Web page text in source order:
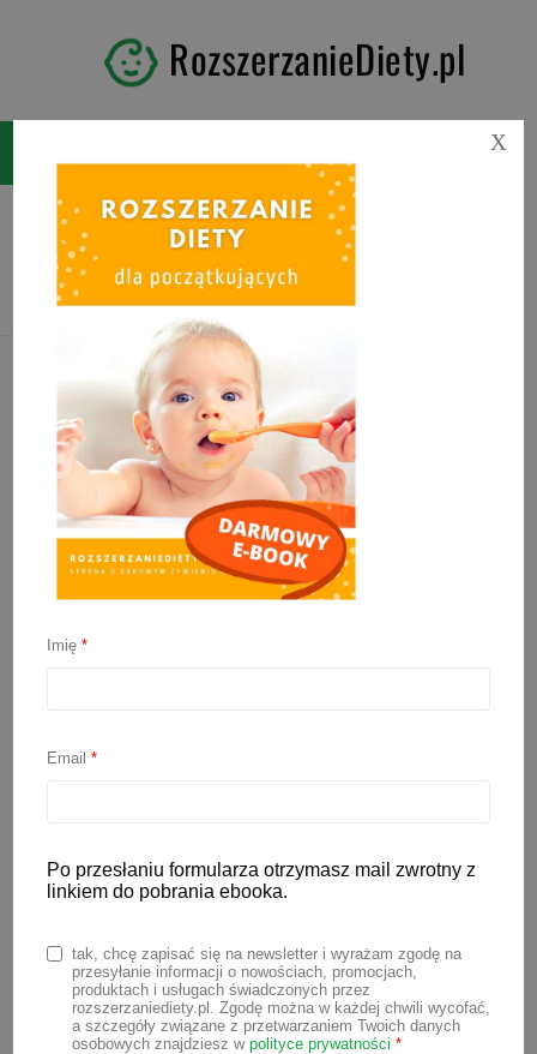
RozszerzanieDiety.pl
Tag:ciasto dla alergika
Ciasto czekoladowe bez
czekoladowe bez jajek i mleka, a także
bez dodatku białego cukru. Za słodycz
Warto wybrać takie naprawdę bardzo
dojrzałe (z ciemnymi plamkami na
skórce) – takie są najsłodsze. Wiem, jak
Imię*
Email*
Po przesłaniu formularza otrzymasz mail zwrotny z
linkiem do pobrania ebooka.
tak, chcę zapisać się na newsletter i wyrażam zgodę na
przesyłanie informacji o nowościach, promocjach,
produktach i usługach świadczonych przez
rozszerzaniediety.pl. Zgodę można w każdej chwili wycofać,
a szczegóły związane z przetwarzaniem Twoich danych
osobowych znajdziesz w polityce prywatności *
X